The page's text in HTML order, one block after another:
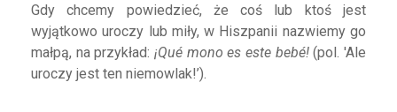
Gdy chcemy powiedzieć, że coś lub ktoś jest
wyjątkowo uroczy lub miły, w Hiszpanii nazwiemy go
małpą, na przykład: ¡Qué mono es este bebé!(pol. 'Ale
uroczy jest ten niemowlak!’).